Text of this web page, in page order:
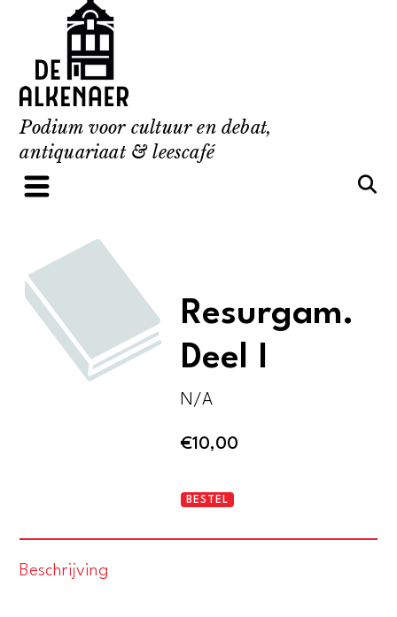
content
Podium voor cultuur en debat,
antiquariaat & leescafé
Resurgam.
Deel I
N/A
€10,00
Resurgam.
BESTEL
Beschrijving